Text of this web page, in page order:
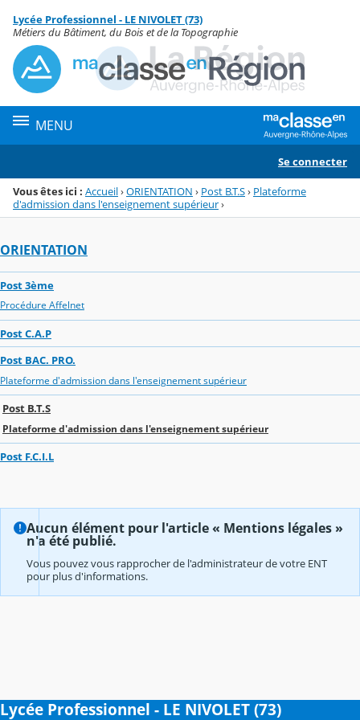
Menu de la rubrique
Contenu
Lycée Professionnel - LE NIVOLET (73)
Métiers du Bâtiment, du Bois et de la Topographie
MENU
Se connecter
Vous êtes ici : Accueil›ORIENTATION › Post B.T.S› Plateforme
d'admission dans l'enseignement supérieur›
ORIENTATION
Post 3ème
Procédure Affelnet
Post C.A.P
Post BAC. PRO.
Plateforme d'admission dans l'enseignement supérieur
Post B.T.S
Plateforme d'admission dans l'enseignement supérieur
Post F.C.I.L
Aucun élément pour l'article « Mentions légales »
n'a été publié.
Vous pouvez vous rapprocher de l'administrateur de votre ENT
pour plus d'informations.
Lycée Professionnel - LE NIVOLET (73)